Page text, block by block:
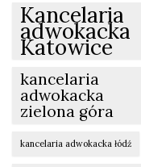
Kancelaria
adwokacka
Katowice
kancelaria
adwokacka
zielona góra
kancelaria adwokacka łódź